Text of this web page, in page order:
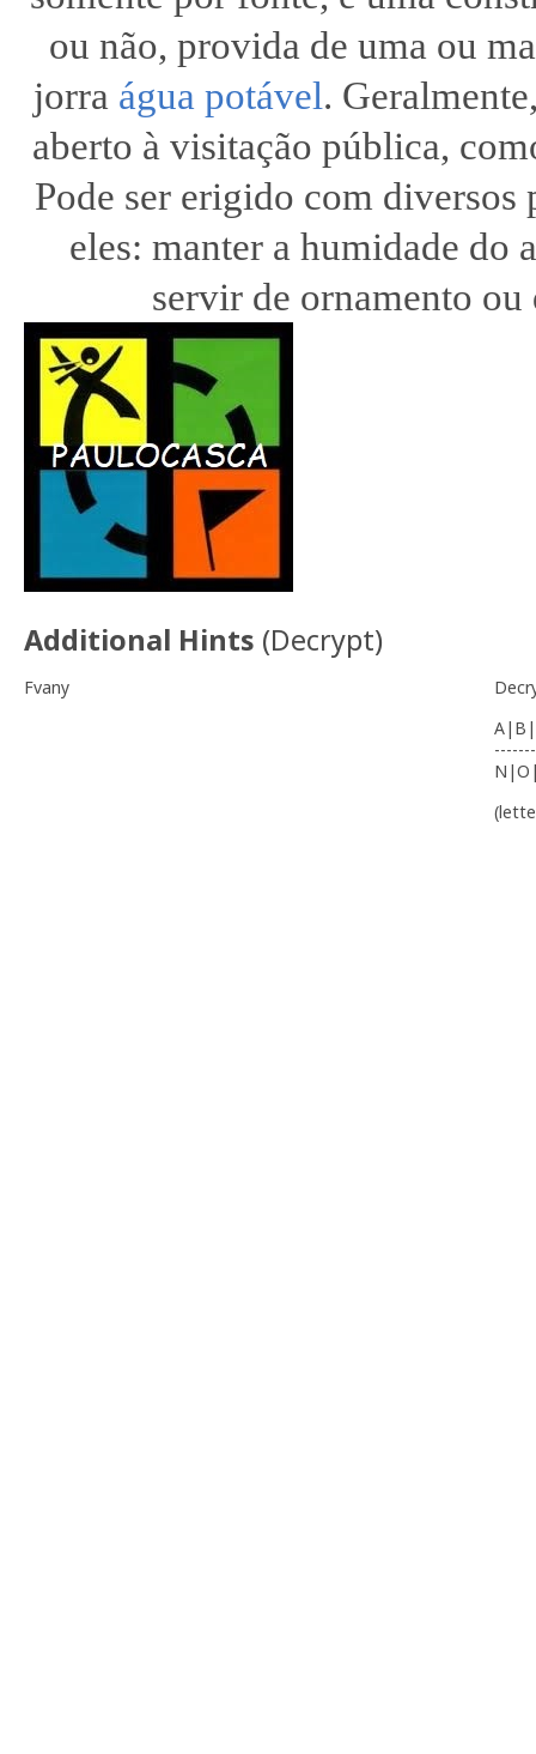
ou não, provida de uma ou
jorra água potável.
aberto à visitação pública,
Pode ser erigido com diversos
eles: manter a humidade do
servir de ornamento ou
Additional Hints (Decrypt)
Fvany